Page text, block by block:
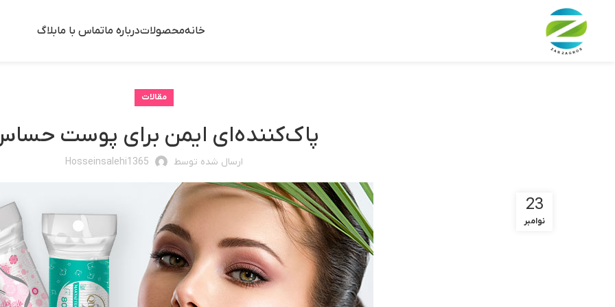
خانهمحصولاتدرباره ماتماس با مابلاگ
مقالات
پاک‌کننده‌ای ایمن برای پوست
ارسال شده توسط Hosseinsalehi1365
23
نوامبر